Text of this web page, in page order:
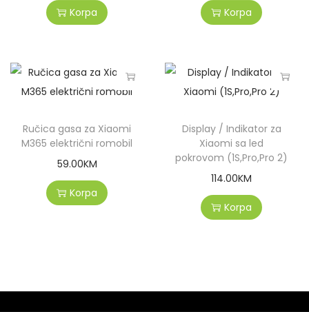
Korpa Korpa
Ručica gasa za Xiaomi
M365 električni romobil
59.00KM
Korpa
Display / Indikator za
Xiaomi sa led
pokrovom (1S,Pro,Pro 2)
114.00KM
Korpa